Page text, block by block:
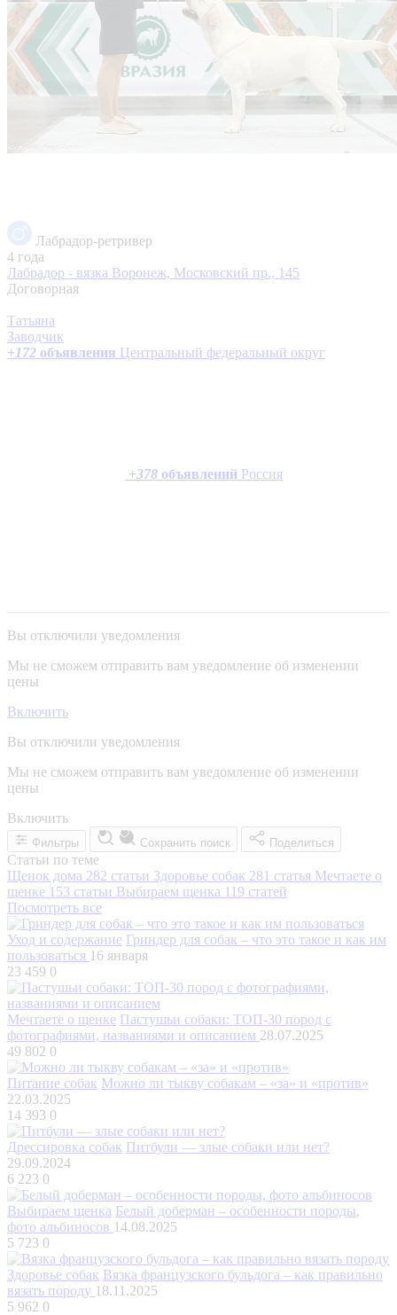
Лабрадор-ретривер
4 года
Лабрадор - вязка Воронеж, Московский пр., 145
Договорная
Татьяна
Заводчик
+172 объявления Центральный федеральный округ
+378 объявлений Россия
Вы отключили уведомления
Мы не сможем отправить вам уведомление об изменении
цены
Включить
Вы отключили уведомления
Мы не сможем отправить вам уведомление об изменении
цены
Включить
Фильтры Сохранить поиск Поделиться
Статьи по теме
Щенок дома 282 статьи Здоровье собак 281 статья Мечтаете о
щенке 153 статьи Выбираем щенка 119 статей
Посмотреть все
Уход и содержание Гриндер для собак – что это такое и как им
пользоваться 16 января
23 459 0
Мечтаете о щенке Пастушьи собаки: ТОП-30 пород с
фотографиями, названиями и описанием 28.07.2025
49 802 0
Питание собак Можно ли тыкву собакам – «за» и «против»
22.03.2025
14 393 0
Дрессировка собак Питбули — злые собаки или нет?
29.09.2024
6 223 0
Выбираем щенка Белый доберман – особенности породы,
фото альбиносов 14.08.2025
5 723 0
Здоровье собак Вязка французского бульдога – как правильно
вязать породу 18.11.2025
5 962 0